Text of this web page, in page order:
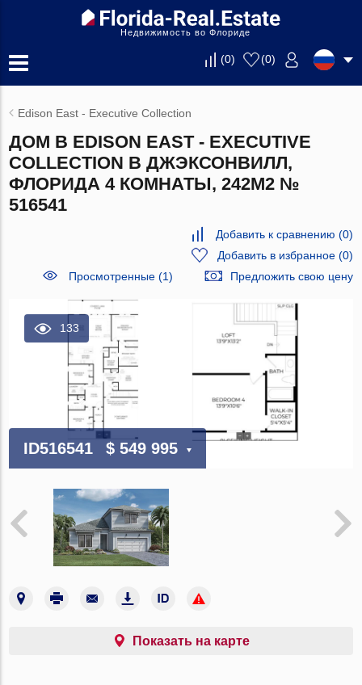
Недвижимость во Флориде
(0) (0)
Edison East - Executive Collection
ДОМ В EDISON EAST - EXECUTIVE
COLLECTION В ДЖЭКСОНВИЛЛ,
ФЛОРИДА 4 КОМНАТЫ, 242М2 №
516541
Добавить к сравнению (0)
Добавить в избранное(0)
Просмотренные (1)
Предложить свою цену
133
ID516541 $ 549 995
Показать на карте